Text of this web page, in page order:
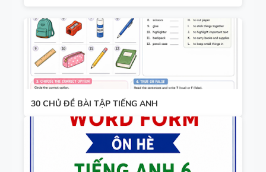
30 CHỦ ĐỀ BÀI TẬP TIẾNG ANH